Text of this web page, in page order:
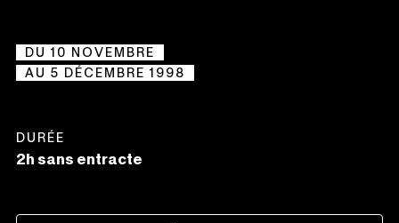
DU 10 NOVEMBRE
AU 5 DÉCEMBRE 1998
DURÉE
2h sans entracte